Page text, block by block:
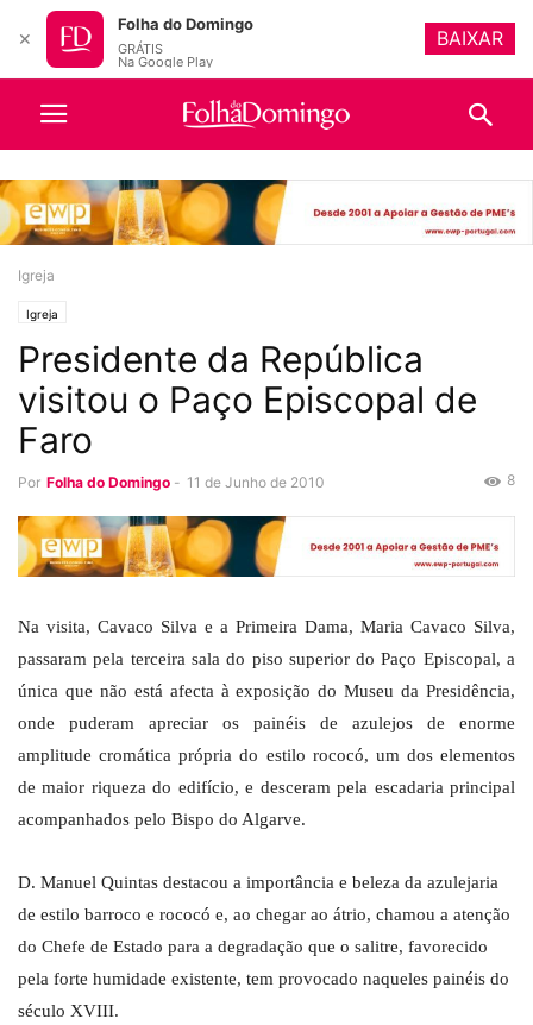
Igreja
Igreja
Presidente da República
visitou o Paço Episcopal de
Faro
Por Folha do Domingo - 11 de Junho de 2010 8
Na visita, Cavaco Silva e a Primeira Dama, Maria Cavaco Silva,
passaram pela terceira sala do piso superior do Paço Episcopal, a
única que não está afecta à exposição do Museu da Presidência,
onde puderam apreciar os painéis de azulejos de enorme
amplitude cromática própria do estilo rococó, um dos elementos
de maior riqueza do edifício, e desceram pela escadaria principal
acompanhados pelo Bispo do Algarve.
D. Manuel Quintas destacou a importância e beleza da azulejaria
de estilo barroco e rococó e, ao chegar ao átrio, chamou a atenção
do Chefe de Estado para a degradação que o salitre, favorecido
pela forte humidade existente, tem provocado naqueles painéis do
século XVIII.
✕
Folha do Domingo
GRÁTIS
Na Google Play
BAIXAR